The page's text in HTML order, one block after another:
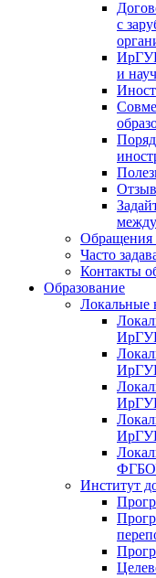
с
и
Обращения
Часто
Контакты
Образование
Локальные
Институт